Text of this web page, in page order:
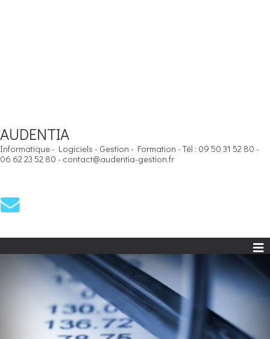
AUDENTIA
Informatique - Logiciels - Gestion - Formation - Tél : 09 50 31 52 80 -
06 62 23 52 80 - contact@audentia-gestion.fr